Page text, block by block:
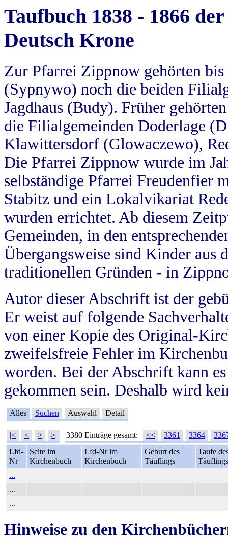
Taufbuch 1838 - 1866
Deutsch Krone
Zur Pfarrei Zippnow gehörten
(Sypnywo) noch die beiden
Jagdhaus (Budy). Früher
die Filialgemeinden Doderlage
Klawittersdorf (Glowaczewo),
Die Pfarrei Zippnow wurde im
selbständige Pfarrei Freudenfier
Stabitz und ein Lokalvikariat
wurden errichtet. Ab diesem
Gemeinden, in den
Übergangsweise sind Kinder aus
traditionellen Gründen - in
Autor dieser Abschrift ist der
Er weist auf folgende
von einer Kopie des Original-
zweifelsfreie Fehler im
worden. Bei der Abschrift kann
gekommen sein. Deshalb wird
Alles Suchen Auswahl Detail
|< < > >| 3380 Einträge gesamt: << 3361 3364
Lfd-
Nr
Seite im
Kirchenbuch
Lfd-Nr im
Kirchenbuch
Geburt des
Täuflings
Taufe
Täuflings
...
...
...
Hinweise zu den